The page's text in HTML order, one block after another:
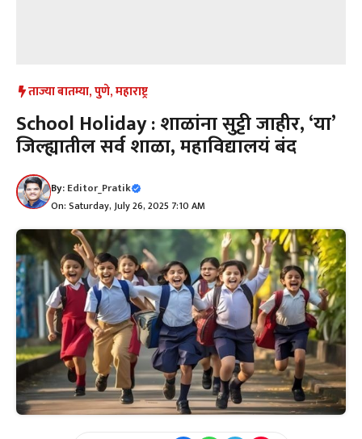
ताज्या बातम्या,पुणे,महाराष्ट्र
School Holiday : शाळांना सुट्टी जाहीर, ‘या’
जिल्ह्यातील सर्व शाळा, महाविद्यालयं बंद
By:Editor_Pratik
On: Saturday, July 26, 2025 7:10 AM